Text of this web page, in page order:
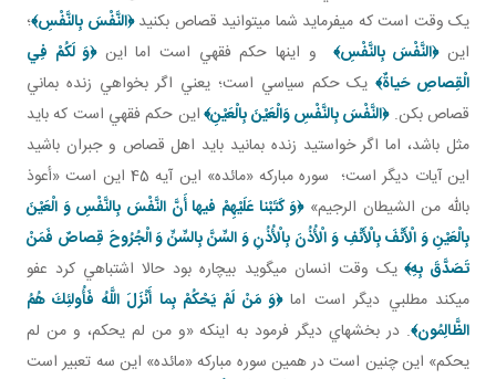
يک وقت است که مي فرمايد شما مي توانيد قصاص بکنيد﴿النَّفْسَ بِالنَّفْسِ﴾؛
اين﴿النَّفْسَ بِالنَّفْسِ﴾ و اينها حکم فقهي است اما اين﴿وَ لَكُمْ فِي
الْقِصاصِ حَياةٌ‏﴾يک حکم سياسي است؛ يعني اگر بخواهي زنده بماني
قصاص بکن.﴿النَّفْسَ بِالنَّفْسِ وَالْعَيْنَ بِالْعَيْنِ﴾اين حکم فقهي است که بايد
مثل باشد، اما اگر خواستيد زنده بمانيد بايد اهل قصاص و جبران باشيد
اين آيات ديگر است؛ سوره مبارکه «مائده» اين آيه 45 اين است «أعوذ
بالله من الشيطان الرجيم»﴿وَ كَتَبْنا عَلَيْهِمْ فيها أَنَّ النَّفْسَ بِالنَّفْسِ وَ الْعَيْنَ
بِالْعَيْنِ وَ الْأَنْفَ بِالْأَنْفِ وَ الْأُذُنَ بِالْأُذُنِ وَ السِّنَّ بِالسِّنِّ وَ الْجُرُوحَ قِصاصٌ فَمَنْ
تَصَدَّقَ بِهِ﴾يک وقت انسان مي گويد بيچاره بود حالا اشتباهي کرد عفو
مي کند مطلبي ديگر است اما﴿وَ مَنْ لَمْ يَحْكُمْ بِما أَنْزَلَ اللَّهُ فَأُولئِكَ هُمُ
الظَّالِمُون‏﴾. در بخش هاي ديگر فرمود به اينکه «و من لم يحکم، و من لم
يحکم» اين چنين است در همين سوره مبارکه «مائده» اين سه تعبير است